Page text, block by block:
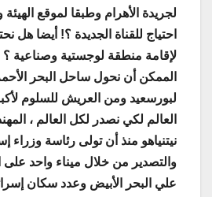
لجريدة الأهرام وطبقا لموقع
احتياج للقناة الجديدة ؟! أيضا هل
لإقامة منطقة لوجستية وصناعية ؟
الممكن أن نحول ساحل البحر
لبورسعيد ومن العريش للسلوم
العالم لكي نصدر لكل العالم ،
نيتنياهو منذ أن تولى رئاسة وزراء
والتصدير من خلال ميناء واحد على